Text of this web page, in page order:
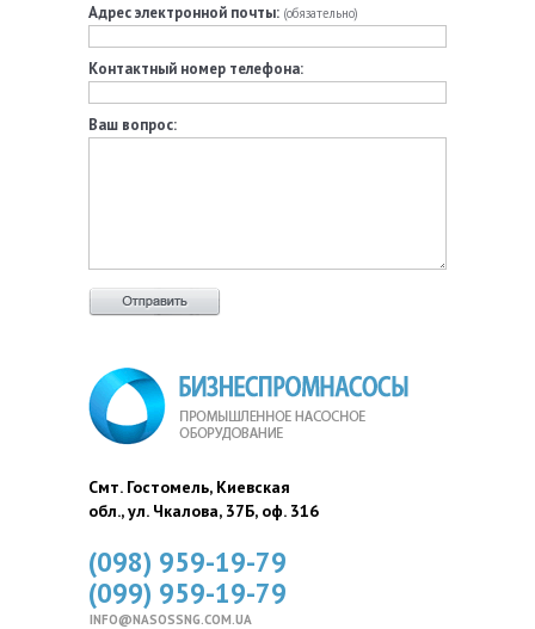
Адрес электронной почты: (обязательно)
Контактный номер телефона:
Ваш вопрос:
Смт. Гостомель, Киевская
обл., ул. Чкалова, 37Б, оф. 316
(098) 959-19-79
(099) 959-19-79
INFO@NASOSSNG.COM.UA